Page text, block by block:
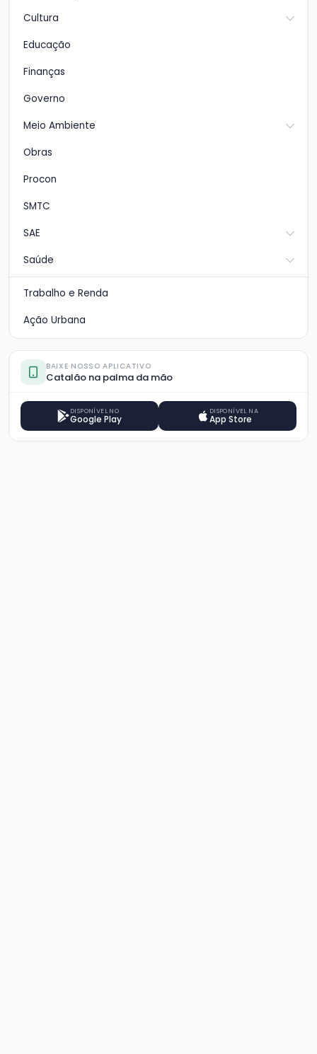
Cultura
Educação
Finanças
Governo
Meio Ambiente
Obras
Procon
SMTC
SAE
Saúde
Trabalho e Renda
Ação Urbana
BAIXE NOSSO APLICATIVO
Catalão na palma da mão
DISPONÍVEL NO
Google Play
DISPONÍVEL NA
App Store